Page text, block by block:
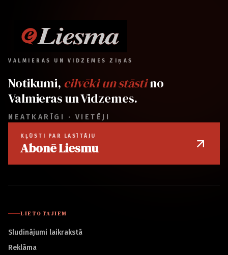
VALMIERAS UN VIDZEMES ZIŅAS
Notikumi, cilvēki un stāstino
Valmieras un Vidzemes.
NEATKARĪGI · VIETĒJI
KĻŪSTI PAR LASĪTĀJU
Abonē Liesmu
LIETOTĀJIEM
Sludinājumi laikrakstā
Reklāma